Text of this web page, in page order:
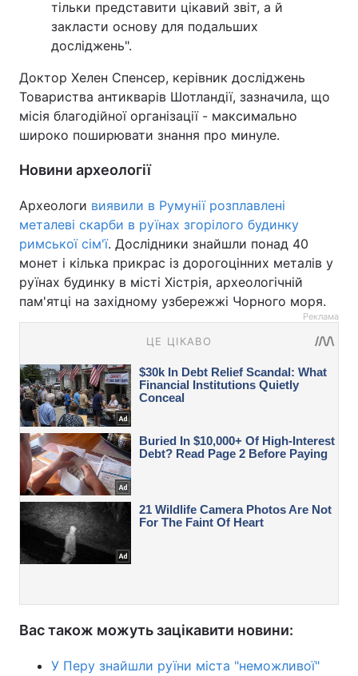
тільки представити цікавий звіт, а й
закласти основу для подальших
досліджень".
Доктор Хелен Спенсер, керівник досліджень
Товариства антикварів Шотландії, зазначила, що
місія благодійної організації - максимально
широко поширювати знання про минуле.
Новини археології
Археологи виявили в Румунії розплавлені
металеві скарби в руїнах згорілого будинку
римської сім'ї. Дослідники знайшли понад 40
монет і кілька прикрас із дорогоцінних металів у
руїнах будинку в місті Хістрія, археологічній
пам'ятці на західному узбережжі Чорного моря.
Реклама
Вас також можуть зацікавити новини:
У Перу знайшли руїни міста "неможливої"